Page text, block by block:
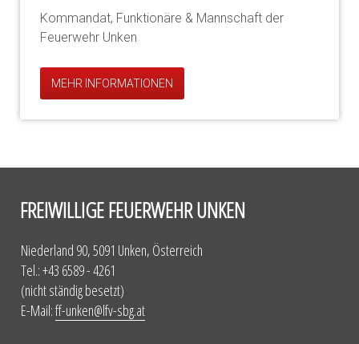
Kommandat, Funktionäre & Mannschaft der
Feuerwehr Unken
MEHR INFORMATIONEN
FREIWILLIGE FEUERWEHR UNKEN
Niederland 90, 5091 Unken, Österreich
Tel.: +43 6589 - 4261
(nicht ständig besetzt)
E-Mail:ff-unken@lfv-sbg.at